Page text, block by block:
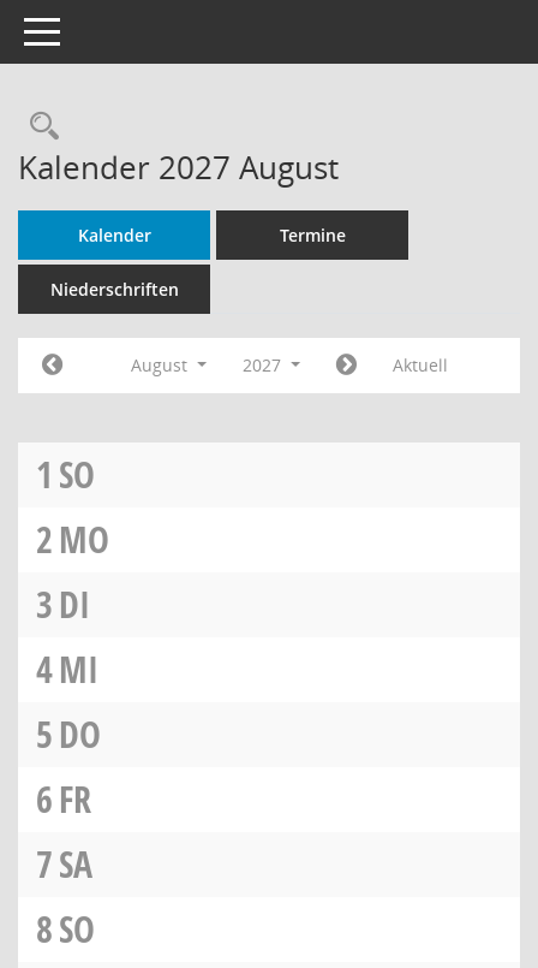
Toggle navigation
Rechercheauswahl
Kalender 2027 August
Kalender Termine
Niederschriften
August 2027 Aktuell
1 SO
2MO
3DI
4MI
5DO
6FR
7SA
8SO